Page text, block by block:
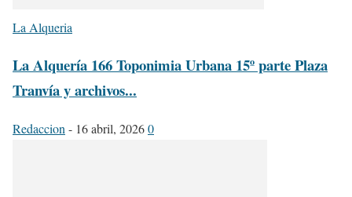
La Alqueria
La Alquería 166 Toponimia Urbana 15º parte Plaza
Tranvía y archivos...
Redaccion - 16 abril, 20260